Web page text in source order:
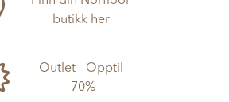
butikk her
Outlet - Opptil
-70%